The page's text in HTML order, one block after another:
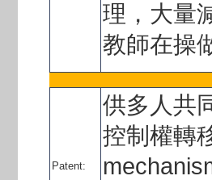
理，大量
教師在操
Patent:
供多人共
控制權轉